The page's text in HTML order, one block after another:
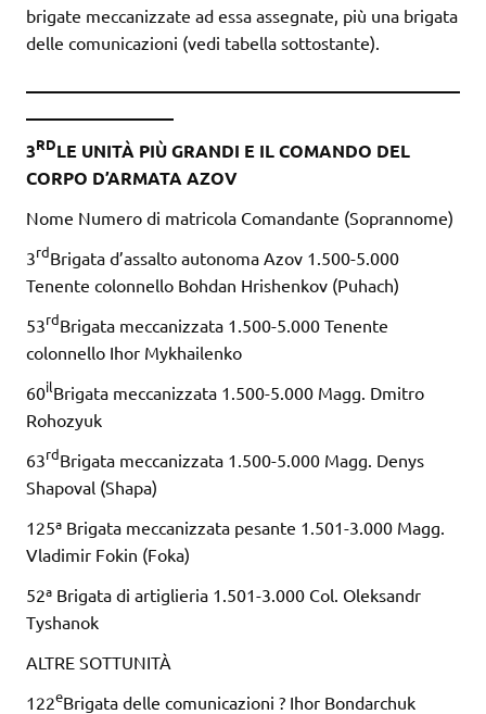
brigate meccanizzate ad essa assegnate, più una brigata
delle comunicazioni (vedi tabella sottostante).
3RDLE UNITÀ PIÙ GRANDI E IL COMANDO DEL
CORPO D’ARMATA AZOV
Nome Numero di matricola Comandante (Soprannome)
3rdBrigata d’assalto autonoma Azov 1.500-5.000
Tenente colonnello Bohdan Hrishenkov (Puhach)
53rdBrigata meccanizzata 1.500-5.000 Tenente
colonnello Ihor Mykhailenko
60ilBrigata meccanizzata 1.500-5.000 Magg. Dmitro
Rohozyuk
63rdBrigata meccanizzata 1.500-5.000 Magg. Denys
Shapoval (Shapa)
125ª Brigata meccanizzata pesante 1.501-3.000 Magg.
Vladimir Fokin (Foka)
52ª Brigata di artiglieria 1.501-3.000 Col. Oleksandr
Tyshanok
ALTRE SOTTUNITÀ
122eBrigata delle comunicazioni ? Ihor Bondarchuk